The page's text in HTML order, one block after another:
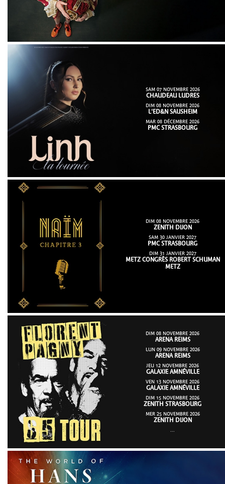
SAM 07 NOVEMBRE 2026
CHAUDEAU LUDRES
DIM 08 NOVEMBRE 2026
L'ED&N SAUSHEIM
MAR 08 DÉCEMBRE 2026
PMC STRASBOURG
DIM 08 NOVEMBRE 2026
ZENITH DIJON
SAM 30 JANVIER 2027
PMC STRASBOURG
DIM 31 JANVIER 2027
METZ CONGRÈS ROBERT SCHUMAN
METZ
DIM 08 NOVEMBRE 2026
ARENA REIMS
LUN 09 NOVEMBRE 2026
ARENA REIMS
JEU 12 NOVEMBRE 2026
GALAXIE AMNÉVILLE
VEN 13 NOVEMBRE 2026
GALAXIE AMNÉVILLE
DIM 15 NOVEMBRE 2026
ZENITH STRASBOURG
MER 25 NOVEMBRE 2026
ZENITH DIJON